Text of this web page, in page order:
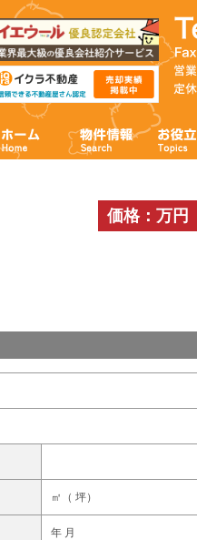
価格：万円
㎡（ 坪）
年 月